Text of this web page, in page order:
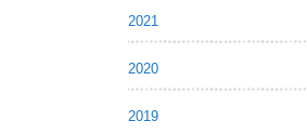
2021
2020
2019